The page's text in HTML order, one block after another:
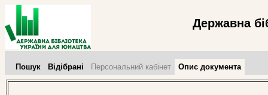
Державна
Пошук Відібрані Персональний кабінет Опис документа